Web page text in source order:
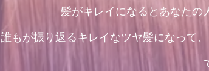
髪がキレイになるとあなたの
誰もが振り返るキレイなツヤ髪になって